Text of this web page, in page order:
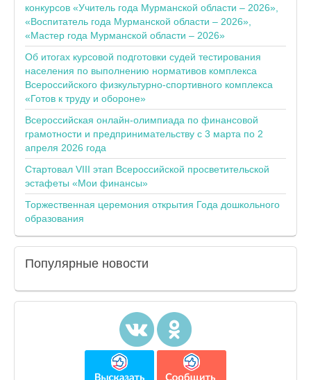
конкурсов «Учитель года Мурманской области – 2026»,
«Воспитатель года Мурманской области – 2026»,
«Мастер года Мурманской области – 2026»
Об итогах курсовой подготовки судей тестирования
населения по выполнению нормативов комплекса
Всероссийского физкультурно-спортивного комплекса
«Готов к труду и обороне»
Всероссийская онлайн-олимпиада по финансовой
грамотности и предпринимательству с 3 марта по 2
апреля 2026 года
Стартовал VIII этап Всероссийской просветительской
эстафеты «Мои финансы»
Торжественная церемония открытия Года дошкольного
образования
Популярные новости